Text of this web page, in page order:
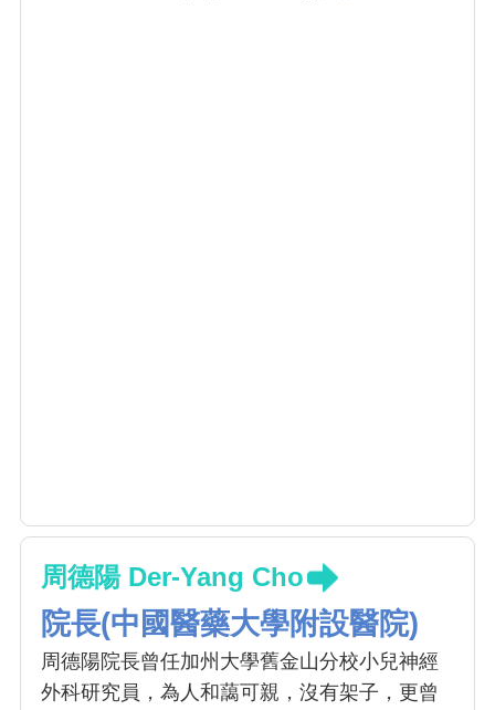
周德陽 Der-Yang Cho
院長(中國醫藥大學附設醫院)
周德陽院長曾任加州大學舊金山分校小兒神經
外科研究員，為人和藹可親，沒有架子，更曾